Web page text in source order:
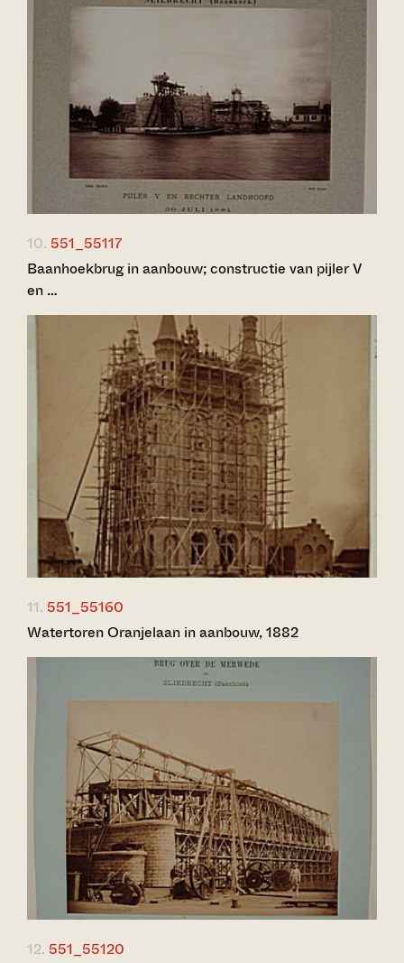
10. 551_55117
Baanhoekbrug in aanbouw; constructie van pijler V
en …
11. 551_55160
Watertoren Oranjelaan in aanbouw, 1882
12. 551_55120